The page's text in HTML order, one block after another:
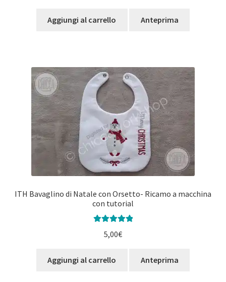
Aggiungi al carrello Anteprima
ITH Bavaglino di Natale con Orsetto- Ricamo a macchina
con tutorial
su 5
5,00€
Aggiungi al carrello Anteprima